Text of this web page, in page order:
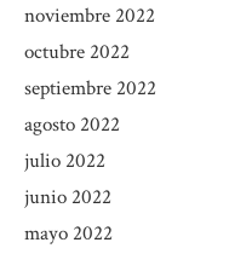
noviembre 2022
octubre 2022
septiembre 2022
agosto 2022
julio 2022
junio 2022
mayo 2022